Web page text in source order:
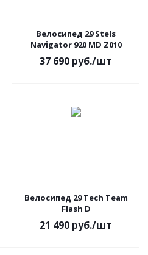
Велосипед 29 Stels
Navigator 920 MD Z010
37 690 руб./шт
Велосипед 29 Tech Team
Flash D
21 490 руб./шт